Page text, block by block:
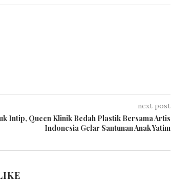
next post
Intip, Queen Klinik Bedah Plastik Bersama Artis
Indonesia Gelar Santunan Anak Yatim